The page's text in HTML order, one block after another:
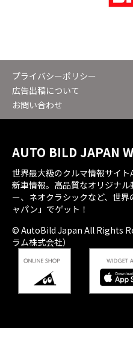
プライバシーポリシー
広告出稿について
お問い合わせ
AUTO BILD JAPAN
世界最大級のクルマ情報サイ
新車情報。高品質なオリジナ
ー、ネオクラシックなど、世
ャパン」でゲット！
© AutoBild Japan All Rights
ラム株式会社）